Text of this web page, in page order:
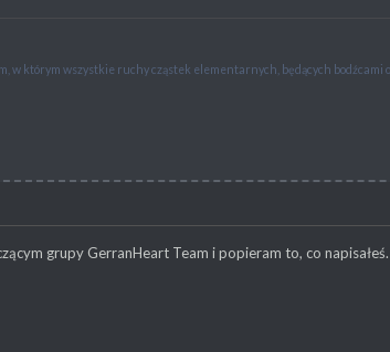
w którym wszystkie ruchy cząstek elementarnych, będących
grupy GerranHeart Team i popieram to, co napisałeś.